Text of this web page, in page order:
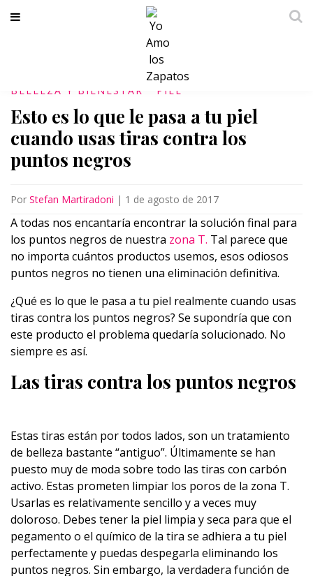
BELLEZA Y BIENESTAR PIEL
Esto es lo que le pasa a tu piel
cuando usas tiras contra los
puntos negros
Por Stefan Martiradoni | 1 de agosto de 2017
A todas nos encantaría encontrar la solución final para
los puntos negros de nuestra zona T. Tal parece que
no importa cuántos productos usemos, esos odiosos
puntos negros no tienen una eliminación definitiva.
¿Qué es lo que le pasa a tu piel realmente cuando usas
tiras contra los puntos negros? Se supondría que con
este producto el problema quedaría solucionado. No
siempre es así.
Las tiras contra los puntos negros
Estas tiras están por todos lados, son un tratamiento
de belleza bastante “antiguo”. Últimamente se han
puesto muy de moda sobre todo las tiras con carbón
activo. Estas prometen limpiar los poros de la zona T.
Usarlas es relativamente sencillo y a veces muy
doloroso. Debes tener la piel limpia y seca para que el
pegamento o el químico de la tira se adhiera a tu piel
perfectamente y puedas despegarla eliminando los
puntos negros. Sin embargo, la verdadera función de